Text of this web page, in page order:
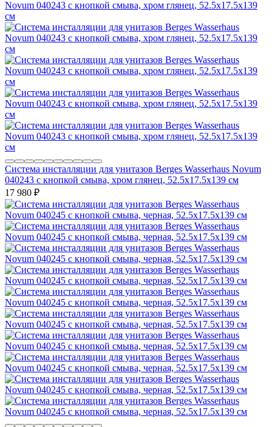
Система инсталляции для унитазов Berges Wasserhaus Novum
040243 с кнопкой смыва, хром глянец, 52.5x17.5x139 см
17 980 ₽